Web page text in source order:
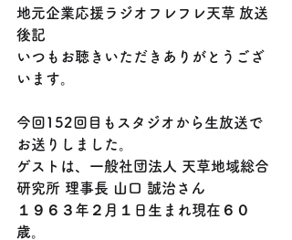
地元企業応援ラジオフレフレ天草 放送
後記
いつもお聴きいただきありがとうござ
います。
今回152回目もスタジオから生放送で
お送りしました。
ゲストは、一般社団法人 天草地域総合
研究所 理事長 山口 誠治さん
１９６３年２月１日生まれ現在６０
歳。